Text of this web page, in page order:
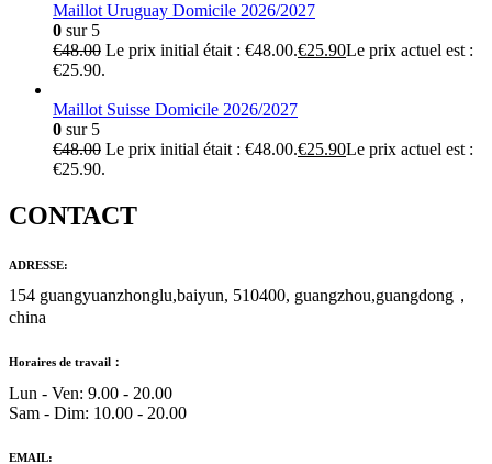
Maillot Uruguay Domicile 2026/2027
0 sur 5
€48.00 Le prix initial était : €48.00.€25.90Le prix actuel est :
€25.90.
Maillot Suisse Domicile 2026/2027
0 sur 5
€48.00 Le prix initial était : €48.00.€25.90Le prix actuel est :
€25.90.
CONTACT
ADRESSE:
154 guangyuanzhonglu,baiyun, 510400, guangzhou,guangdong，
china
Horaires de travail：
Lun - Ven: 9.00 - 20.00
Sam - Dim: 10.00 - 20.00
EMAIL: